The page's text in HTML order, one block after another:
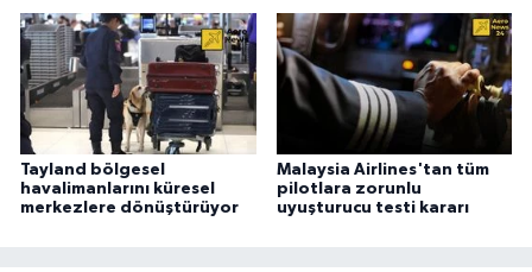
Tayland bölgesel
havalimanlarını küresel
merkezlere dönüştürüyor
Malaysia Airlines'tan tüm
pilotlara zorunlu
uyuşturucu testi kararı